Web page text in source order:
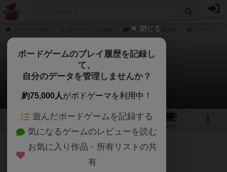
ニートと異世界婚活
ニートと異世界婚活
mitragynaさんのルール/インスト
9
カフェ
141名 0名 0 6年以上前
ニートが魔王に？メンヘラがスライムに？
閉じる
ボードゲームのプレイ履歴を記録し
て、
自分のデータを管理しませんか？
約75,000人がボドゲーマを利用中！
遊んだボードゲームを記録する
気になるゲームのレビューを読む
お気に入り作品・所有リストの共
有